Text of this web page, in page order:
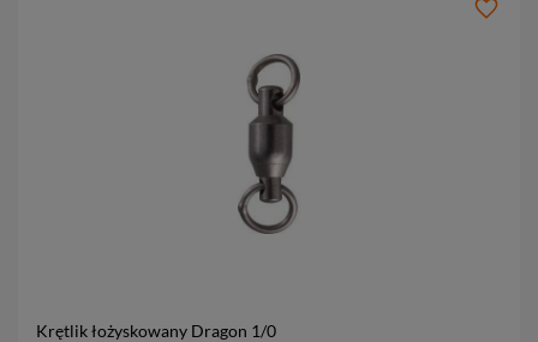
Krętlik łożyskowany Dragon 1/0